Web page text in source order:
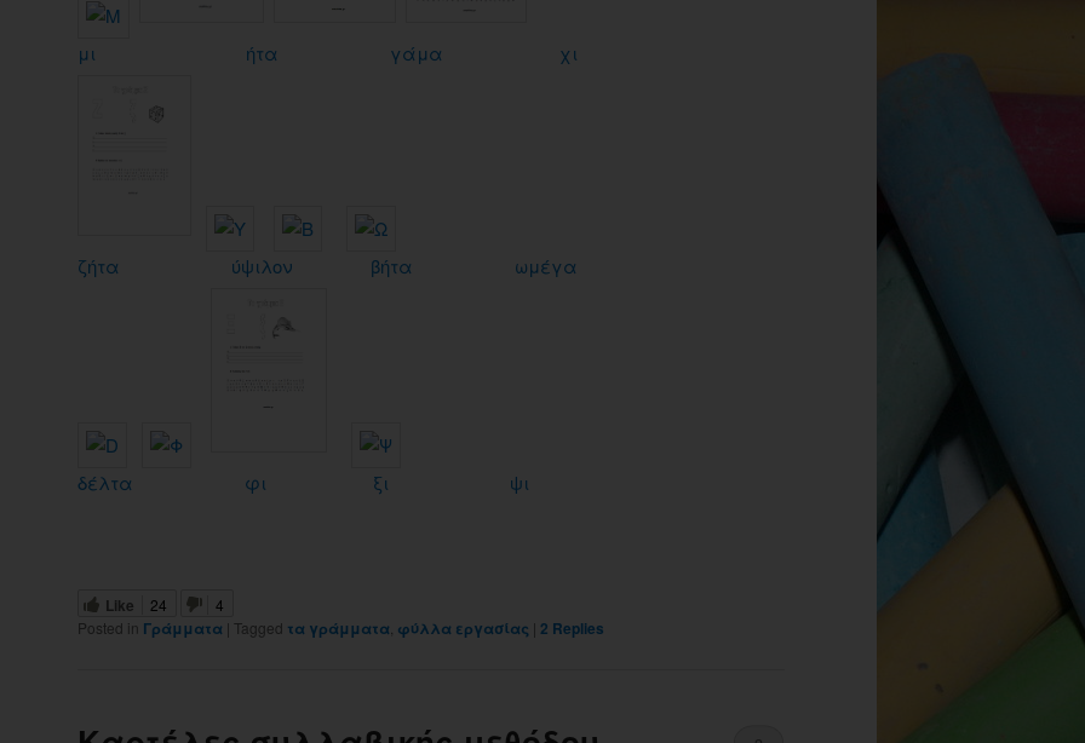
μι ήτα γάμα χι
ζήτα ύψιλον βήτα ωμέγα
δέλτα φι ξι ψι
Like 24
4
Posted in Γράμματα | Tagged τα γράμματα φύλλα εργασίας | 2 Replies